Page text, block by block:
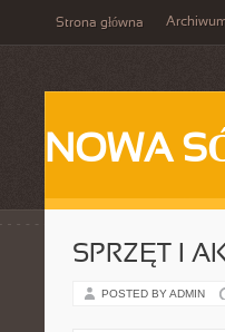
Strona główna
NOWA
SPRZĘT I
POSTED BY ADMIN